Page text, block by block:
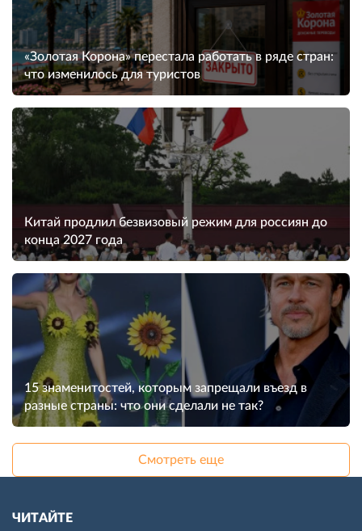
«Золотая Корона» перестала работать в ряде стран:
что изменилось для туристов
Китай продлил безвизовый режим для россиян до
конца 2027 года
15 знаменитостей, которым запрещали въезд в
разные страны: что они сделали не так?
Смотреть еще
ЧИТАЙТЕ